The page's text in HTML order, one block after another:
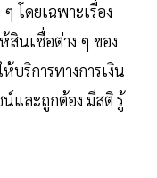
โดยเฉพาะเรื่อง
สินเชื่อต่าง ๆ ของ
ริการทางการเงิน
และถูกต้อง มีสติ รู้